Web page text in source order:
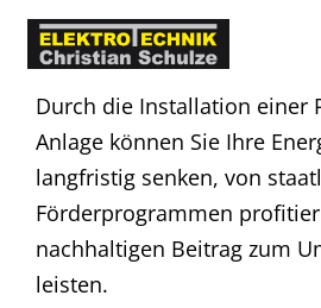
Skip
Leistungen
Bewertungen
Durch die Installation einer
Anlage können Sie Ihre
langfristig senken, von
Förderprogrammen
nachhaltigen Beitrag zum
leisten.